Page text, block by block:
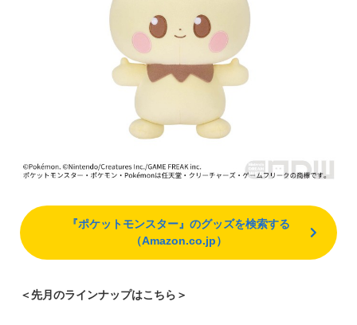
『ポケットモンスター』のグッズを検索する
（Amazon.co.jp）
＜先月のラインナップはこちら＞